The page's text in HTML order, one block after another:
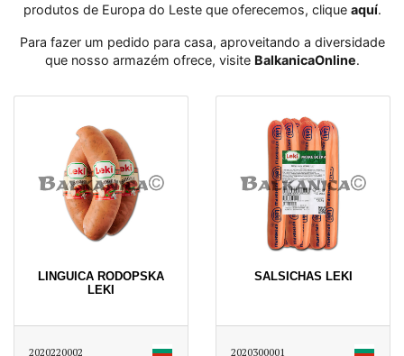
produtos de Europa do Leste que oferecemos, clique aquí․
Para fazer um pedido para casa, aproveitando a diversidade
que nosso armazém ofrece, visite BalkanicaOnline․
LINGUICA RODOPSKA
LEKI
2020220002
SALSICHAS LEKI
2020300001